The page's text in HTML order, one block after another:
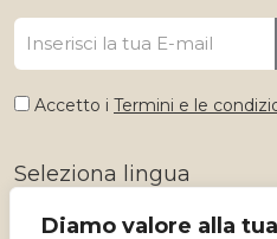
Diamo valore alla
Accetto i Termini e le
Seleziona lingua